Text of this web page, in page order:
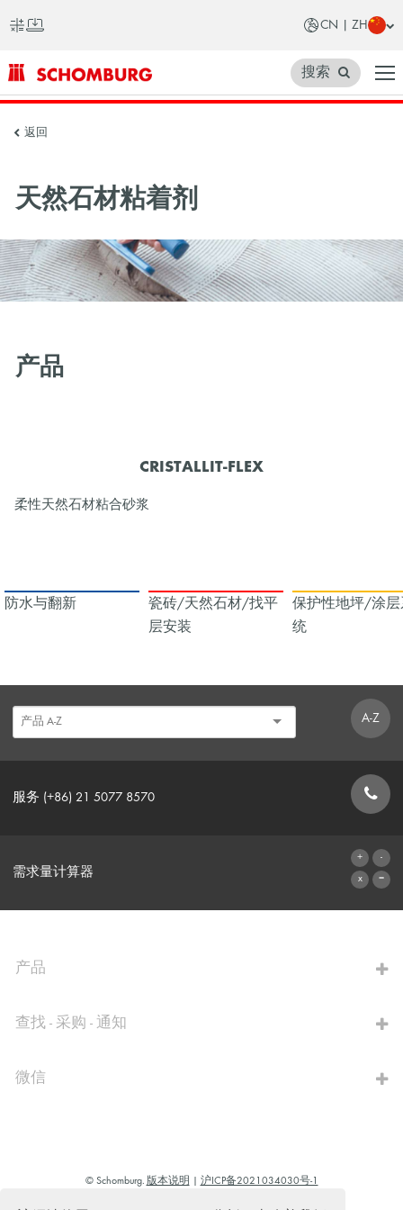
CN | ZH
SCHOMBURG
中
国
搜索
返回
天然石材粘着剂
产品
CRISTALLIT-FLEX
柔性天然石材粘合砂浆
防水与翻新
瓷砖/天然石材/找平
层安装
保护性地坪/涂层
统
A-Z
服务 (+86) 21 5077 8570
需求量计算器
产品
查找 - 采购 - 通知
微信
© Schomburg. 版本说明 沪ICP备2021034030号-1